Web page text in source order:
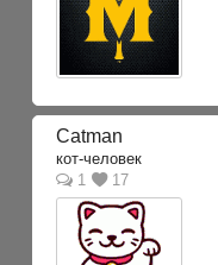
Catman
кот-человек
1
17